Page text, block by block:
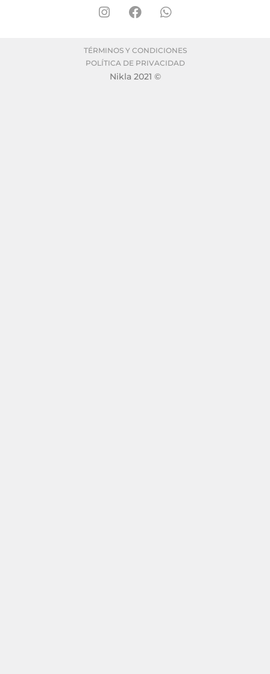
TÉRMINOS Y CONDICIONES
POLÍTICA DE PRIVACIDAD
Nikla 2021 ©